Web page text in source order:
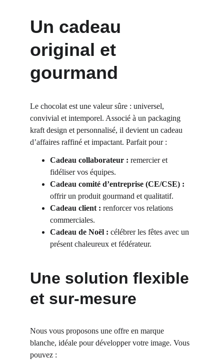
Un cadeau
original et
gourmand
Le chocolat est une valeur sûre : universel,
convivial et intemporel. Associé à un packaging
kraft design et personnalisé, il devient un cadeau
d’affaires raffiné et impactant. Parfait pour :
Cadeau collaborateur : remercier et
fidéliser vos équipes.
Cadeau comité d’entreprise (CE/CSE) :
offrir un produit gourmand et qualitatif.
Cadeau client : renforcer vos relations
commerciales.
Cadeau de Noël : célébrer les fêtes avec un
présent chaleureux et fédérateur.
Une solution flexible
et sur-mesure
Nous vous proposons une offre en marque
blanche, idéale pour développer votre image. Vous
pouvez :